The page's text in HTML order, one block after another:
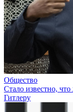
Общество
Стало известно,
Гитлеру